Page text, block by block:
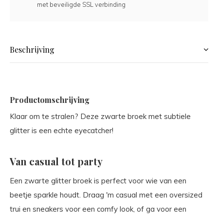
met beveiligde SSL verbinding
Beschrijving
Productomschrijving
Klaar om te stralen? Deze zwarte broek met subtiele
glitter is een echte eyecatcher!
Van casual tot party
Een zwarte glitter broek is perfect voor wie van een
beetje sparkle houdt. Draag 'm casual met een oversized
trui en sneakers voor een comfy look, of ga voor een